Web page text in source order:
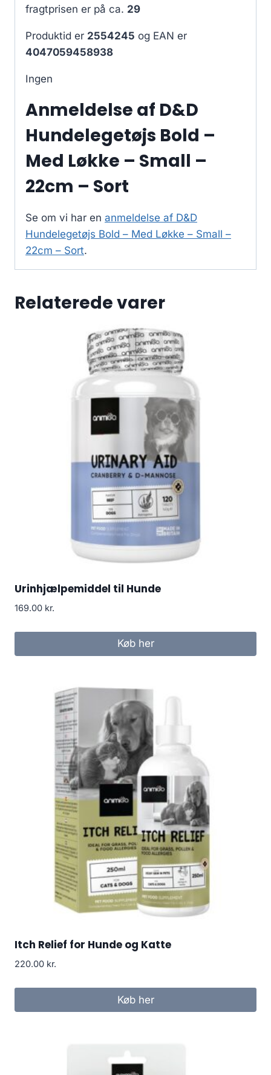
fragtprisen er på ca. 29
Produktid er 2554245 og EAN er
4047059458938
Ingen
Anmeldelse af D&D
Hundelegetøjs Bold –
Med Løkke – Small –
22cm – Sort
Se om vi har en anmeldelse af D&D
Hundelegetøjs Bold – Med Løkke – Small –
22cm – Sort.
Relaterede varer
Urinhjælpemiddel til Hunde
169.00 kr.
Køb her
Itch Relief for Hunde og Katte
220.00 kr.
Køb her